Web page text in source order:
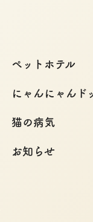
ペットホテル
にゃんにゃんド
猫の病気
お知らせ